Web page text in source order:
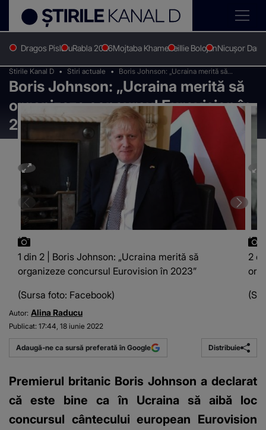
Dragos PislaruRabla 2026Mojtaba KhameneiIlie BolojanNicușor Dan
Stirile Kanal D Stiri actuale
Boris Johnson: „Ucraina merită să
organizeze concursul Eurovision în 2023”
Boris Johnson: „Ucraina merită să
organizeze concursul Eurovision în
2023”
1 din 2 | Boris Johnson: „Ucraina merită să
organizeze concursul Eurovision în 2023”
(Sursa foto: Facebook)
2
Autor: Alina Raducu
Publicat: 17:44, 18 iunie 2022
Adaugă-ne ca sursă preferată în Google Distribuie
Premierul britanic Boris Johnson a declarat
că este bine ca în Ucraina să aibă loc
concursul cântecului european Eurovision